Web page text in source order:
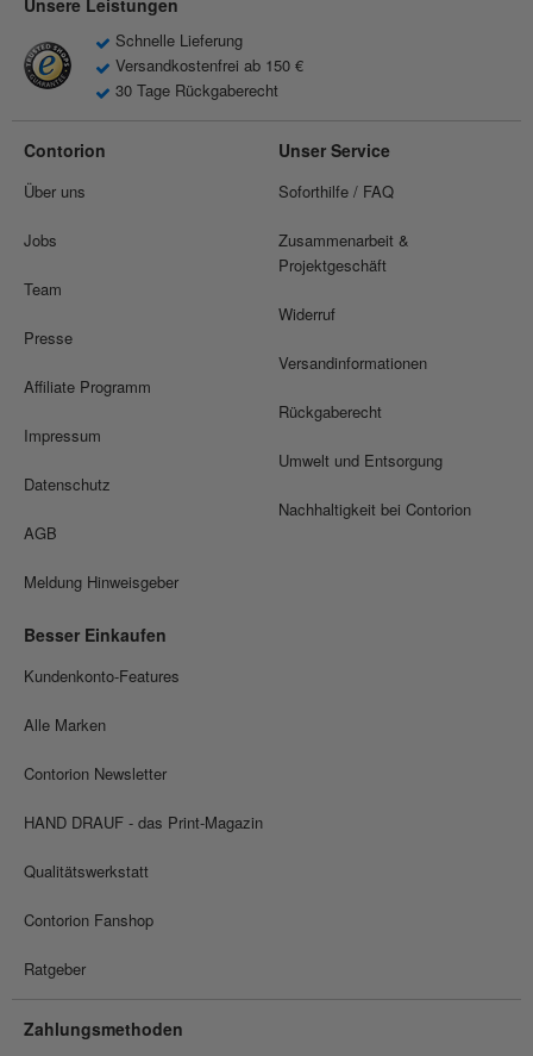
Unsere Leistungen
Schnelle Lieferung
Versandkostenfrei ab 150 €
30 Tage Rückgaberecht
Contorion
Über uns
Jobs
Team
Presse
Affiliate Programm
Impressum
Datenschutz
AGB
Meldung Hinweisgeber
Unser Service
Soforthilfe / FAQ
Zusammenarbeit &
Projektgeschäft
Widerruf
Versandinformationen
Rückgaberecht
Umwelt und Entsorgung
Nachhaltigkeit bei Contorion
Besser Einkaufen
Kundenkonto-Features
Alle Marken
Contorion Newsletter
HAND DRAUF - das Print-Magazin
Qualitätswerkstatt
Contorion Fanshop
Ratgeber
Zahlungsmethoden